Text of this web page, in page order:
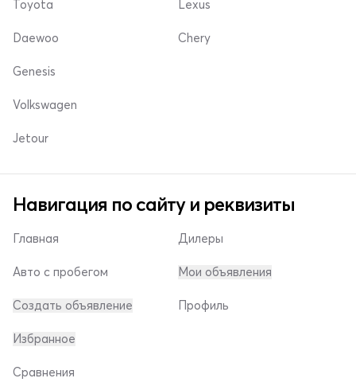
Toyota
Daewoo
Lexus
Chery
Genesis
Volkswagen
Jetour
Навигация по сайту и реквизиты
Главная
Авто с пробегом
Создать объявление
Дилеры
Мои объявления
Профиль
Избранное
Сравнения